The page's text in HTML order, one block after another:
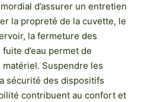
d’assurer un entretien
la propreté de la cuvette, le
la fermeture des
d’eau permet de
Suspendre les
sécurité des dispositifs
contribuent au confort et